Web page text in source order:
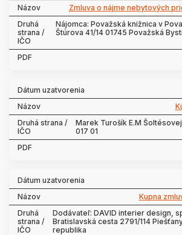
Zmluva o nájme nebytových
Nájomca: Považská knižnica v
Štúrova 41/14 01745 Považská
Marek Turošík E.M
017 01
Kupna
Dodávateľ: DAVID interier design,
Bratislavská cesta 2791/114
republika